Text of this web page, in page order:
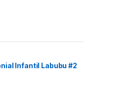
Infantil Labubu #2